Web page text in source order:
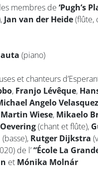
membres de ‘Pugh’s
Jan van der Heide(flûte,
(piano)
et chanteurs
, Franjo Lévêque,
Angelo
Martin Wiese, Mikaelo
(chant et flûte),
(basse), Rutger Dijkstra
de l’“École La
et Mónika Molnár